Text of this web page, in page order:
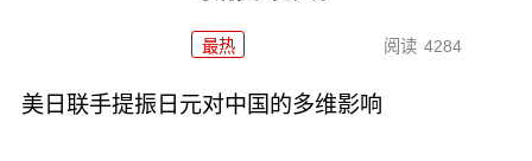
最热 阅读 4284
美日联手提振日元对中国的多维影响